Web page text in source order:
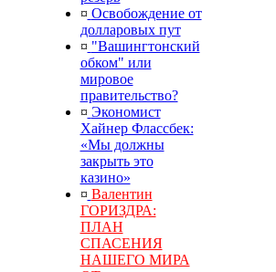
¤ Освобождение от
долларовых пут
¤ "Вашингтонский
обком" или
мировое
правительство?
¤ Экономист
Хайнер Флассбек:
«Мы должны
закрыть это
казино»
¤ Валентин
ГОРИЗДРА:
ПЛАН
СПАСЕНИЯ
НАШЕГО МИРА